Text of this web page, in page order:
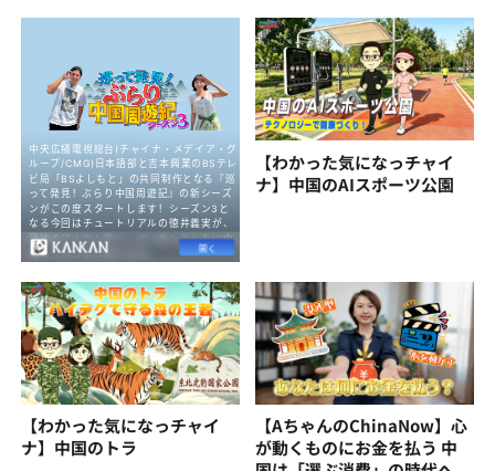
【わかった気になっチャイ
ナ】中国のAIスポーツ公園
【わかった気になっチャイ
ナ】中国のトラ
【AちゃんのChinaNow】心
が動くものにお金を払う 中